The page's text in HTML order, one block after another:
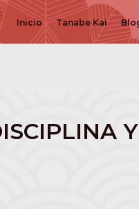
Inicio Tanabe Kai